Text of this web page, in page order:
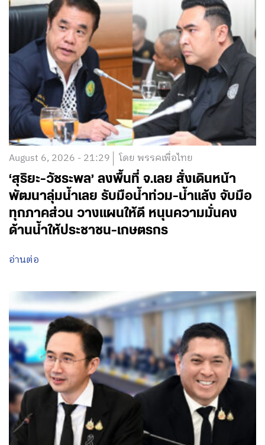
August 6, 2026 - 21:29 โดย พรรคเพื่อไทย
‘สุริยะ-วัชระพล’ ลงพื้นที่ จ.เลย สั่งเดินหน้า
พัฒนาลุ่มน้ำเลย รับมือน้ำท่วม-น้ำแล้ง จับมือ
ทุกภาคส่วน วางแผนให้ดี หนุนความมั่นคง
ด้านน้ำให้ประชาชน-เกษตรกร
อ่านต่อ